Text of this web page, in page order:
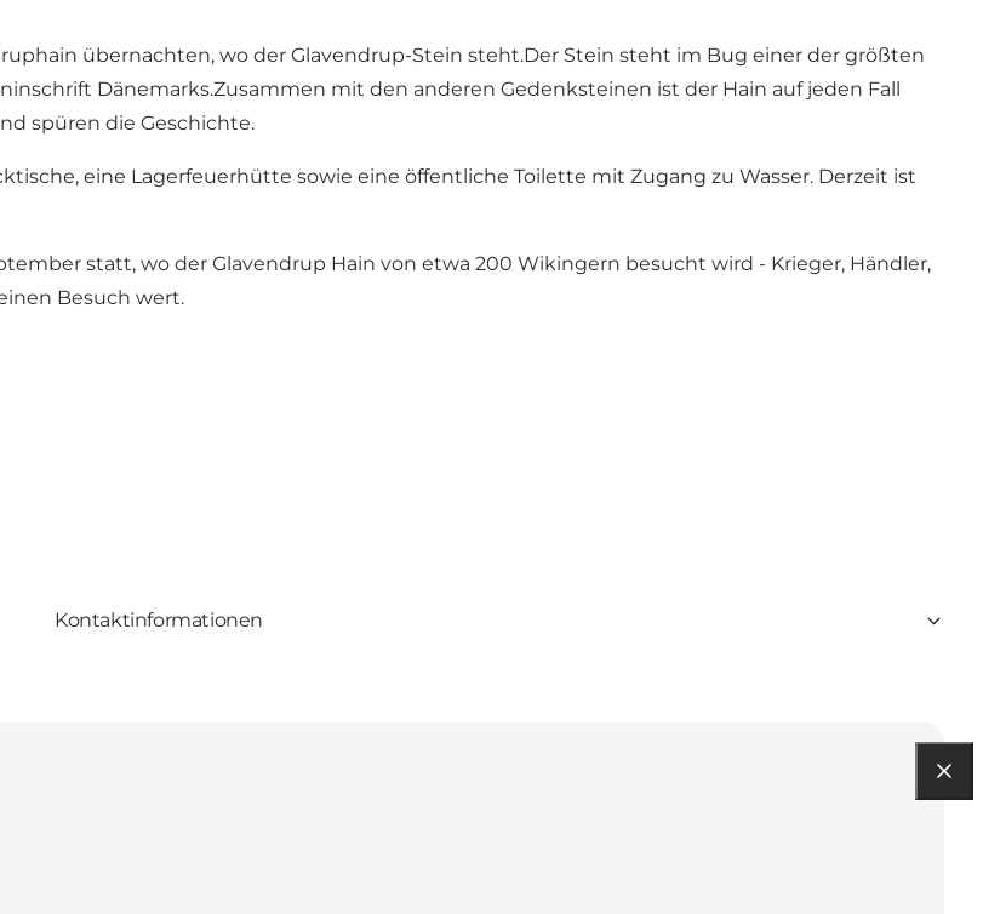
übernachten, wo der Glavendrup-Stein steht.Der Stein steht im Bug einer der größten
Dänemarks.Zusammen mit den anderen Gedenksteinen ist der Hain auf jeden Fall
spüren die Geschichte.
eine Lagerfeuerhütte sowie eine öffentliche Toilette mit Zugang zu Wasser. Derzeit ist
statt, wo der Glavendrup Hain von etwa 200 Wikingern besucht wird - Krieger, Händler,
Besuch wert.
Kontaktinformationen